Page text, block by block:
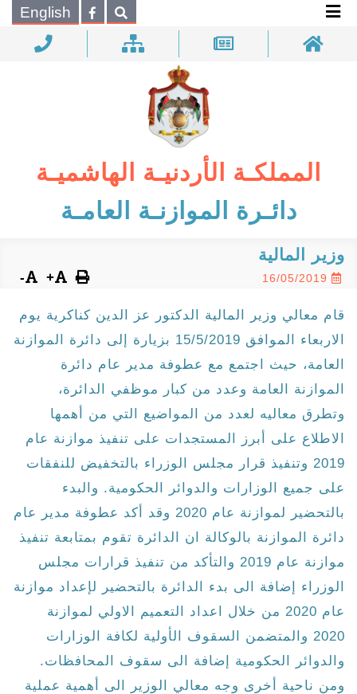
بحـث English
المملكـة الأردنيـة الهاشميـة
دائـرة الموازنـة العامـة
وزير المالية
16/05/2019
+
-
قام معالي وزير المالية الدكتور عز الدين كناكرية يوم
الاربعاء الموافق 15/5/2019 بزيارة إلى دائرة الموازنة
العامة، حيث اجتمع مع عطوفة مدير عام دائرة
الموازنة العامة وعدد من كبار موظفي الدائرة،
وتطرق معاليه لعدد من المواضيع التي من أهمها
الاطلاع على أبرز المستجدات على تنفيذ موازنة عام
2019 وتنفيذ قرار مجلس الوزراء بالتخفيض للنفقات
على جميع الوزارات والدوائر الحكومية. والبدء
بالتحضير لموازنة عام 2020 وقد أكد عطوفة مدير عام
دائرة الموازنة بالوكالة ان الدائرة تقوم بمتابعة تنفيذ
موازنة عام 2019 والتأكد من تنفيذ قرارات مجلس
الوزراء إضافة الى بدء الدائرة بالتحضير لإعداد موازنة
عام 2020 من خلال اعداد التعميم الاولي لموازنة
2020 والمتضمن السقوف الأولية لكافة الوزارات
والدوائر الحكومية إضافة الى سقوف المحافظات.
ومن ناحية أخرى وجه معالي الوزير الى أهمية عملية